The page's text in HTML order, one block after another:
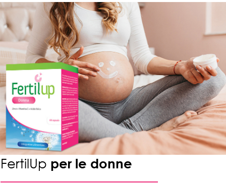
FertilUp per le donne